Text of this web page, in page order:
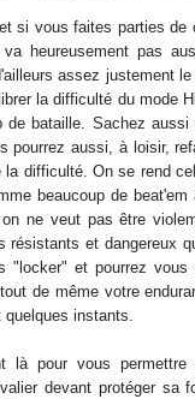
si vous faites parties de
heureusement pas
assez justementle
la difficulté du mode
de bataille. Sachez
pourrez aussi, à loisir,
la difficulté. On se rend
beaucoup de
ne veut pas être
résistants et dangereux
"locker" et pourrez vous
de même votre
quelques instants.
là pour vous
alier devant protéger sa